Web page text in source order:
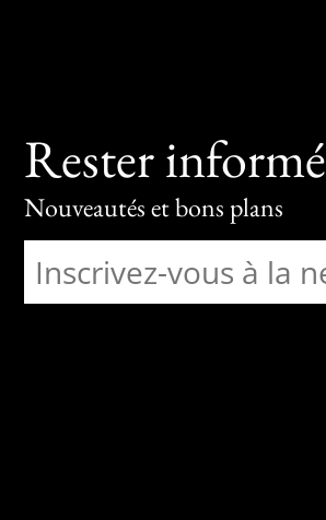
Rester informé
Nouveautés et bons plans